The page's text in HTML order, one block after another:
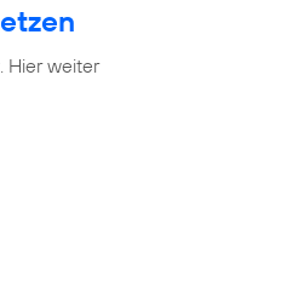
Hier weiter